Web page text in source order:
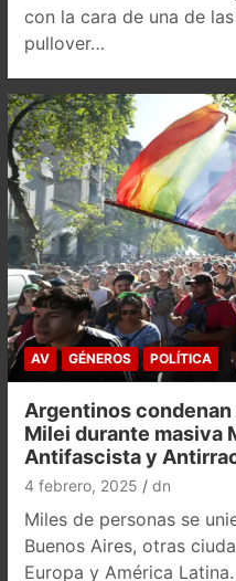
con la cara de una de
pullover…
AV GÉNEROS POLÍTICA
Argentinos
Milei durante masiva
Antifascista y
4 febrero, 2025 dn
Miles de personas se
Buenos Aires, otras
Europa y América